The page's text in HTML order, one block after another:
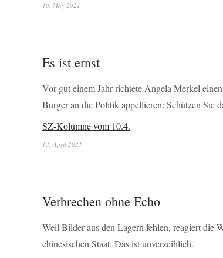
10. May 2021
Es ist ernst
Vor gut einem Jahr richtete Angela Merkel
Bürger an die Politik appellieren: Schützen Sie
SZ-Kolumne vom 10.4.
13. April 2021
Verbrechen ohne Echo
Weil Bilder aus den Lagern fehlen, reagiert die
chinesischen Staat. Das ist unverzeihlich.